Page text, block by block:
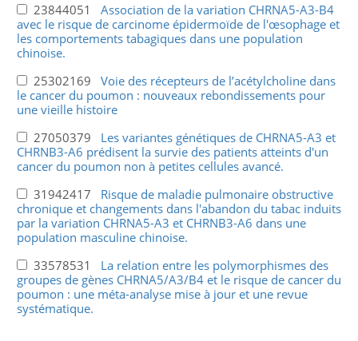
23844051 Association de la variation CHRNA5-A3-B4
avec le risque de carcinome épidermoïde de l'œsophage et
les comportements tabagiques dans une population
chinoise.
25302169 Voie des récepteurs de l’acétylcholine dans
le cancer du poumon : nouveaux rebondissements pour
une vieille histoire
27050379 Les variantes génétiques de CHRNA5-A3 et
CHRNB3-A6 prédisent la survie des patients atteints d'un
cancer du poumon non à petites cellules avancé.
31942417 Risque de maladie pulmonaire obstructive
chronique et changements dans l'abandon du tabac induits
par la variation CHRNA5-A3 et CHRNB3-A6 dans une
population masculine chinoise.
33578531 La relation entre les polymorphismes des
groupes de gènes CHRNA5/A3/B4 et le risque de cancer du
poumon : une méta-analyse mise à jour et une revue
systématique.